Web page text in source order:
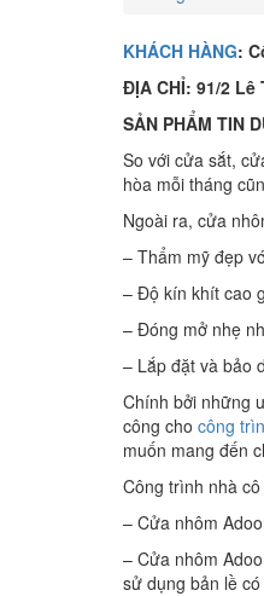
KHÁCH HÀNG:
ĐỊA CHỈ: 91/2 Lê
SẢN PHẨM TIN
So với cửa sắt,
hòa mỗi tháng
Ngoài ra, cửa
– Thẩm mỹ đẹp
– Độ kín khít cao
– Đóng mở nhẹ
– Lắp đặt và bảo
Chính bởi những
công cho công
muốn mang đến
Công trình nhà
– Cửa nhôm
– Cửa nhôm
sử dụng bản lề